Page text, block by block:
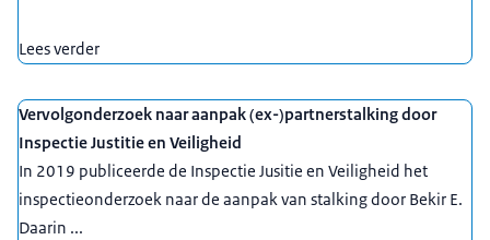
Lees verder
Vervolgonderzoek naar aanpak (ex-)partnerstalking door
Inspectie Justitie en Veiligheid
In 2019 publiceerde de Inspectie Jusitie en Veiligheid het
inspectieonderzoek naar de aanpak van stalking door Bekir E.
Daarin ...